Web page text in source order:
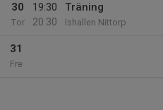
30
Tor
19:30
20:30
Träning
Ishallen Nittorp
31
Fre